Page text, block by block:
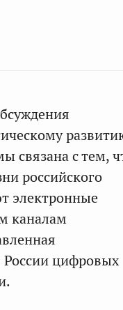
связана с тем,
российского
электронные
каналам
России цифровых